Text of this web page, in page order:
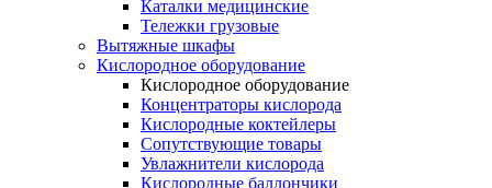
Каталки медицинские
Тележки грузовые
Вытяжные шкафы
Кислородное оборудование
Кислородное оборудование
Концентраторы кислорода
Кислородные коктейлеры
Сопутствующие товары
Увлажнители кислорода
Кислородные баллончики